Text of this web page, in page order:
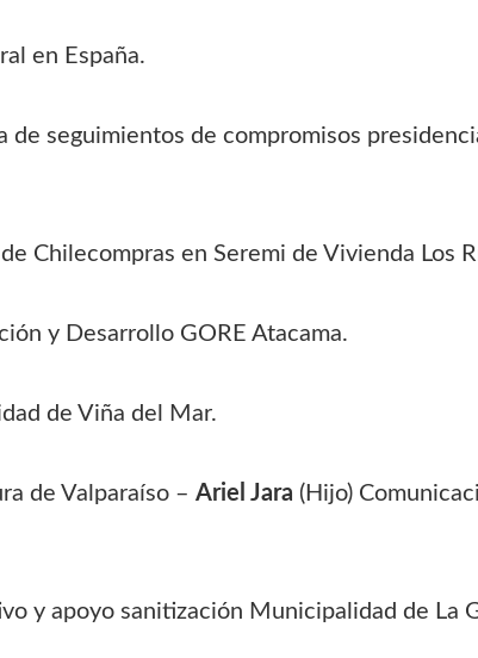
en España.
de seguimientos de compromisos
Chilecompras en Seremi de Vivienda Los
y Desarrollo GORE Atacama.
de Viña del Mar.
de Valparaíso – Ariel Jara (Hijo)
y apoyo sanitización Municipalidad de La